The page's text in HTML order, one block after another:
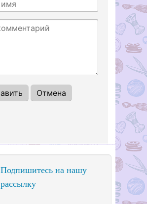
Подпишитесь на нашу
рассылку